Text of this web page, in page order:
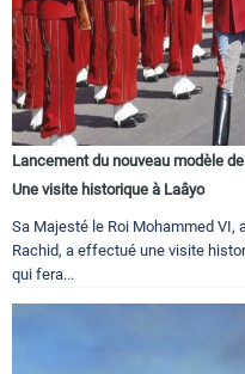
Lancement du nouveau modèle
Une visite historique à Laâyo
Sa Majesté le Roi Mohammed VI,
Rachid, a effectué une visite
qui fera...